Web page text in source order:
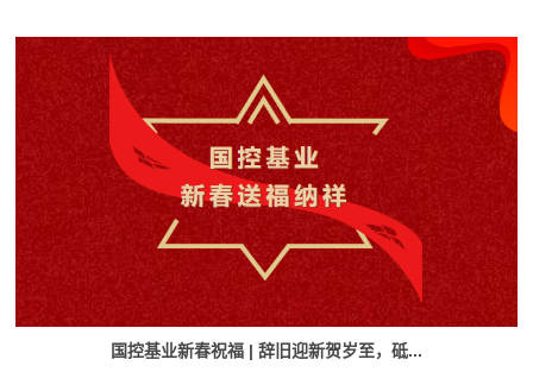
国控基业新春祝福 | 辞旧迎新贺岁至，砥...